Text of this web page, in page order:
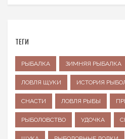
ТЕГИ
РЫБАЛКА ЗИМНЯЯ РЫБАЛКА
ЛОВЛЯ ЩУКИ ИСТОРИЯ
СНАСТИ ЛОВЛЯ РЫБЫ
РЫБОЛОВСТВО УДОЧКА